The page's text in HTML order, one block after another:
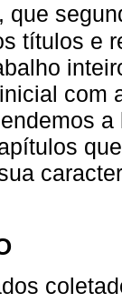
que
títulos e
com